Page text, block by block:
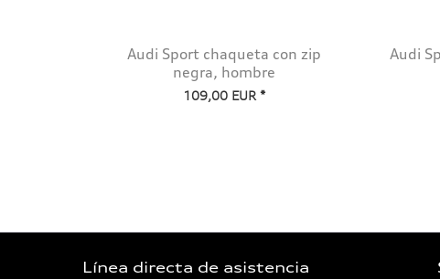
Audi Sport chaqueta con zip
negra, hombre
109,00 EUR *
Audi
Línea directa de asistencia